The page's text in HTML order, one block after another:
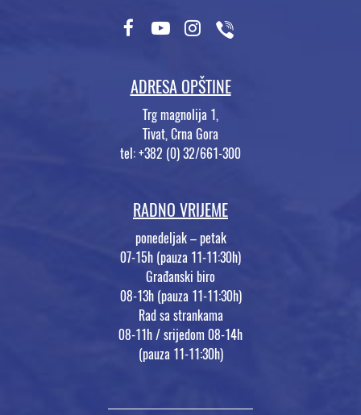
ADRESA OPŠTINE
Trg magnolija 1,
Tivat, Crna Gora
tel: +382 (0) 32/661-300
RADNO VRIJEME
ponedeljak – petak
07-15h (pauza 11-11:30h)
Građanski biro
08-13h (pauza 11-11:30h)
Rad sa strankama
08-11h / srijedom 08-14h
(pauza 11-11:30h)